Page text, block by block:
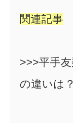
関連記事
>>>平手
の違いは？